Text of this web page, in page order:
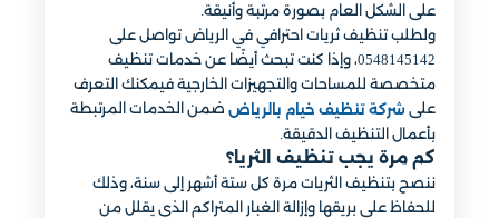
على الشكل العام بصورة مرتبة وأنيقة.
ولطلب تنظيف ثريات احترافي في الرياض تواصل على
0548145142، وإذا كنت تبحث أيضًا عن خدمات تنظيف
متخصصة للمساحات والتجهيزات الخارجية فيمكنك التعرف
على شركة تنظيف خيام بالرياض ضمن الخدمات المرتبطة
بأعمال التنظيف الدقيقة.
كم مرة يجب تنظيف الثريا؟
ننصح بتنظيف الثريات مرة كل ستة أشهر إلى سنة، وذلك
للحفاظ على بريقها وإزالة الغبار المتراكم الذي يقلل من